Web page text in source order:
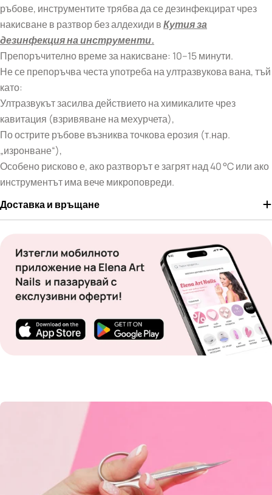
ръбове, инструментите трябва да се дезинфекцират чрез
накисване в разтвор без алдехиди вКутия за
дезинфекция на инструменти.
Препоръчително време за накисване: 10–15 минути.
Не се препоръчва честа употреба на ултразвукова вана, тъй
като:
Ултразвукът засилва действието на химикалите чрез
кавитация (взривяване на мехурчета),
По острите ръбове възниква точкова ерозия (т.нар.
„изронване“),
Особено рисково е, ако разтворът е загрят над 40 °C или ако
инструментът има вече микроповреди.
Доставка и връщане